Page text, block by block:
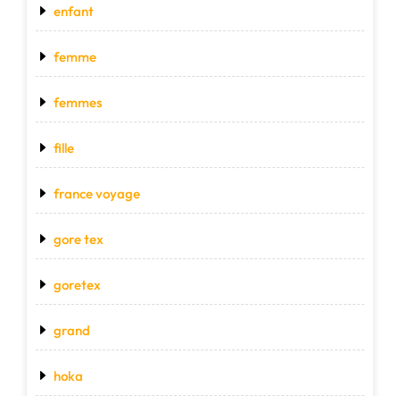
enfant
femme
femmes
fille
france voyage
gore tex
goretex
grand
hoka